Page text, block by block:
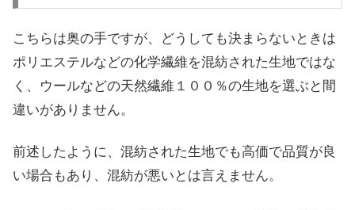
こちらは奥の手ですが、どうしても決まらないときは
ポリエステルなどの化学繊維を混紡された生地ではな
く、ウールなどの天然繊維１００％の生地を選ぶと間
違いがありません。
前述したように、混紡された生地でも高価で品質が良
い場合もあり、混紡が悪いとは言えません。